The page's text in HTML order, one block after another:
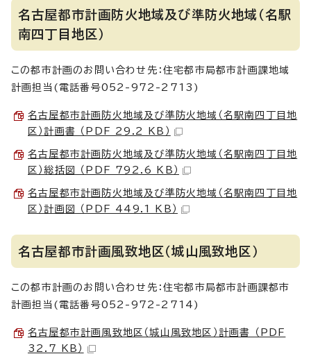
名古屋都市計画防火地域及び準防火地域（名駅
南四丁目地区）
この都市計画のお問い合わせ先：住宅都市局都市計画課地域
計画担当(電話番号052-972-2713)
名古屋都市計画防火地域及び準防火地域（名駅南四丁目地
区）計画書 （PDF 29.2 KB）
名古屋都市計画防火地域及び準防火地域（名駅南四丁目地
区）総括図 （PDF 792.6 KB）
名古屋都市計画防火地域及び準防火地域（名駅南四丁目地
区）計画図 （PDF 449.1 KB）
名古屋都市計画風致地区（城山風致地区）
この都市計画のお問い合わせ先：住宅都市局都市計画課都市
計画担当(電話番号052-972-2714)
名古屋都市計画風致地区（城山風致地区）計画書 （PDF
32.7 KB）